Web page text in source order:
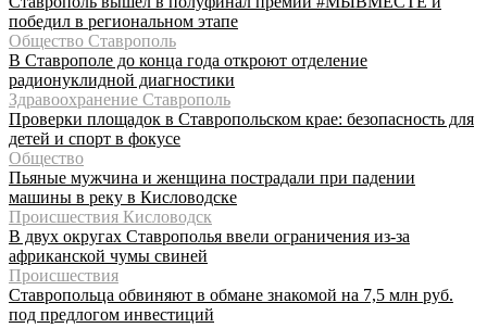
победил в региональном этапе
Общество Ставрополь
В Ставрополе до конца года откроют отделение
радионуклидной диагностики
Здравоохранение Ставрополь
Проверки площадок в Ставропольском крае: безопасность для
детей и спорт в фокусе
Общество
Пьяные мужчина и женщина пострадали при падении
машины в реку в Кисловодске
Происшествия Кисловодск
В двух округах Ставрополья ввели ограничения из-за
африканской чумы свиней
Происшествия
Ставропольца обвиняют в обмане знакомой на 7,5 млн руб.
под предлогом инвестиций